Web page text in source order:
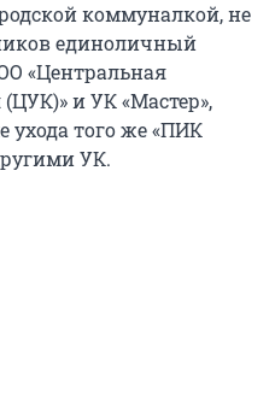
коммуналкой, не
единоличный
«Центральная
и УК «Мастер»,
ухода того же «ПИК
УК.